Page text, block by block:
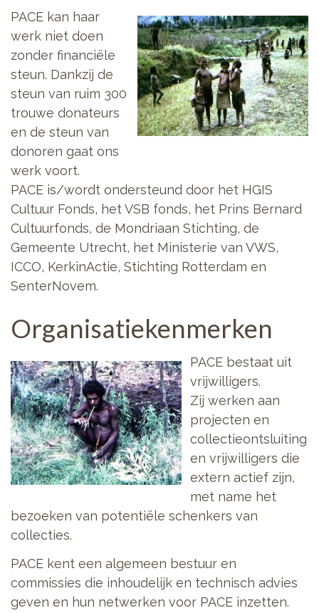
PACE kan haar
werk niet doen
zonder financiële
steun. Dankzij de
steun van ruim 300
trouwe donateurs
en de steun van
donoren gaat ons
werk voort.
PACE is/wordt ondersteund door het HGIS
Cultuur Fonds, het VSB fonds, het Prins Bernard
Cultuurfonds, de Mondriaan Stichting, de
Gemeente Utrecht, het Ministerie van VWS,
ICCO, KerkinActie, Stichting Rotterdam en
SenterNovem.
Organisatiekenmerken
PACE bestaat uit
vrijwilligers.
Zij werken aan
projecten en
collectieontsluiting
en vrijwilligers die
extern actief zijn,
met name het
bezoeken van potentiële schenkers van
collecties.
PACE kent een algemeen bestuur en
commissies die inhoudelijk en technisch advies
geven en hun netwerken voor PACE inzetten.